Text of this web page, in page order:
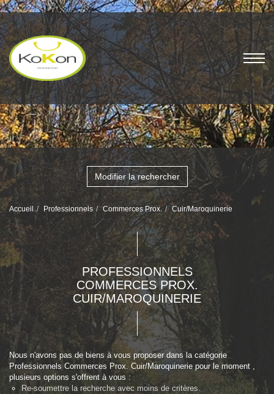
Modifier la rechercher
Accueil Professionnels Commerces Prox. Cuir/Maroquinerie
PROFESSIONNELS
COMMERCES PROX.
CUIR/MAROQUINERIE
Nous n'avons pas de biens à vous proposer dans la catégorie
Professionnels Commerces Prox. Cuir/Maroquinerie pour le moment ,
plusieurs options s'offrent à vous :
Re-soumettre la recherche avec moins de critères.